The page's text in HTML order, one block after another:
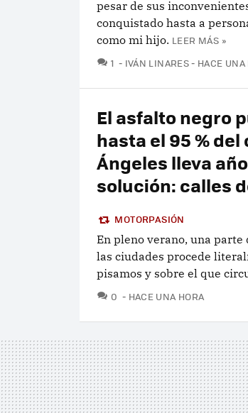
pesar de sus
conquistado hasta a
como mi hijo. LEER MÁS »
1 COMENTARIOS
IVÁN LINARES HACE UNA
El asfalto negro
hasta el 95 %
Ángeles lleva
solución: calles
MOTORPASIÓN
En pleno verano, una
las ciudades procede
pisamos y sobre el que
0 COMENTARIOS
HACE UNA HORA